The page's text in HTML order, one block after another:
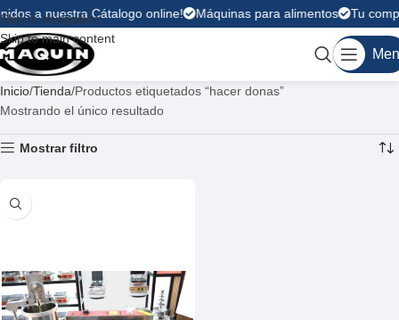
Skip to navigation
Skip to main content
a nuestra Cátalogo online! Máquinas para alimentos Tu
Inicio Tienda Productos etiquetados “hacer donas”
Mostrando el único resultado
Mostrar filtro